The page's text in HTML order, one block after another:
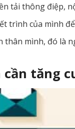
tải thông điệp,
trình của mình
mình, đó là
tăng